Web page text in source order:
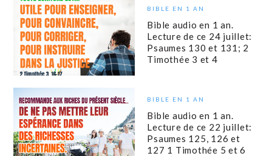
BIBLE EN 1 AN
Bible audio en 1 an.
Lecture de ce 24 juillet:
Psaumes 130 et 131; 2
Timothée 3 et 4
BIBLE EN 1 AN
Bible audio en 1 an.
Lecture de ce 22 juillet:
Psaumes 125, 126 et
127 1 Timothée 5 et 6